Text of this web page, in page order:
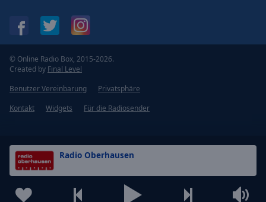
Radio Oberhausen
© Online Radio Box, 2015-2026.
Created by Final Level
Benutzer Vereinbarung
Privatsphäre
Kontakt
Widgets Für die Radiosender